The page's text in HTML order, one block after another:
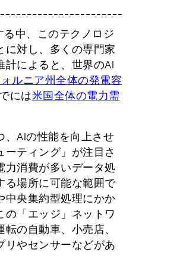
る中、このテクノロジ
に対し、多くの専門家
計によると、世界のAI
ルニア州全体の発電容
には米国全体の電力需
、AIの性能を向上させ
ーティング」が注目さ
力消費が多いデータ処
る場所に可能な範囲で
中央集約型処理にかか
の「エッジ」ネットワ
の自動車、小売店、
リやセンサーなどがあ